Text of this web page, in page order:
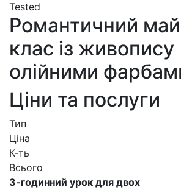
Tested
Романтичний
клас із живопису
олійними
Ціни та послуги
Тип
Ціна
К-ть
Всього
3-годинний урок для двох